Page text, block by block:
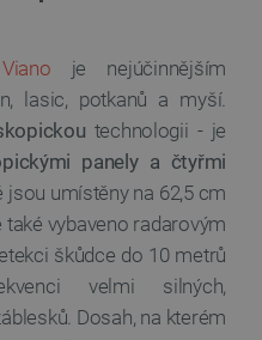
Viano je nejúčinnějším
lasic, potkanů a myší.
technologii - je
panely a čtyřmi
jsou umístěny na 62,5 cm
vybaveno radarovým
škůdce do 10 metrů
velmi silných,
Dosah, na kterém